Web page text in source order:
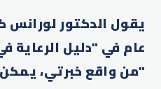
يقول الدكتور لورانس
عام في "دليل الرعاية
"من واقع خبرتي،